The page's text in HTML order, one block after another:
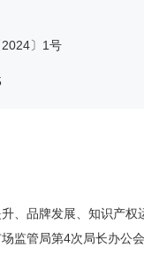
〕1号
、品牌发展、知识产权
监管局第4次局长办公